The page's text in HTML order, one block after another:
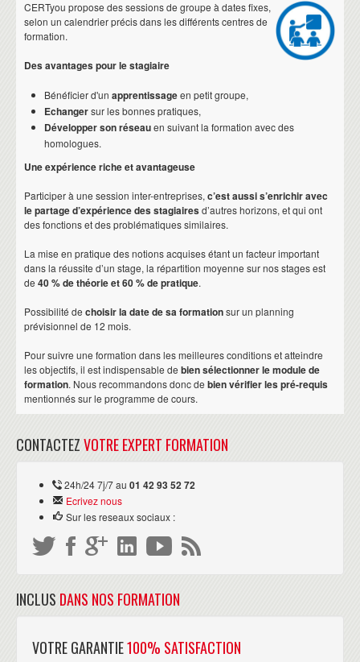
CERTyou propose des sessions de groupe à dates fixes,
selon un calendrier précis dans les différents centres de
formation.
Des avantages pour le stagiaire
Bénéficier d'un apprentissageen petit groupe,
Echangersur les bonnes pratiques,
Développer son réseauen suivant la formation avec des
homologues.
Une expérience riche et avantageuse
Participer à une session inter-entreprises, c’est aussi s’enrichir avec
le partage d’expérience des stagiairesd’autres horizons, et qui ont
des fonctions et des problématiques similaires.
La mise en pratique des notions acquises étant un facteur important
dans la réussite d’un stage, la répartition moyenne sur nos stages est
de 40 % de théorie et 60 % de pratique.
Possibilité de choisir la date de sa formationsur un planning
prévisionnel de 12 mois.
Pour suivre une formation dans les meilleures conditions et atteindre
les objectifs, il est indispensable de bien sélectionner le module de
formation. Nous recommandons donc de bien vérifier les pré-requis
mentionnés sur le programme de cours.
CONTACTEZVOTRE EXPERT FORMATION
24h/24 7j/7 au 01 42 93 52 72
Ecrivez nous
Sur les reseaux sociaux :
INCLUS DANS NOS FORMATION
VOTRE GARANTIE100% SATISFACTION